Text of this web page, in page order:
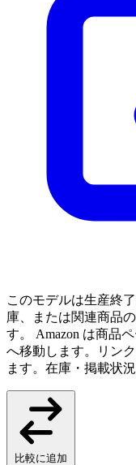
このモデルは生産終
庫、または関連商品
す。 Amazon は商品
へ移動します。リン
ます。在庫・掲載状
比較に追加